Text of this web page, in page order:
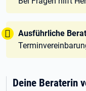
Tipp:
Ausführliche
Deine Beraterin